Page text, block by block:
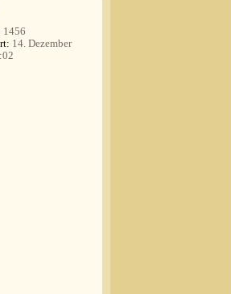
1456
14. Dezember